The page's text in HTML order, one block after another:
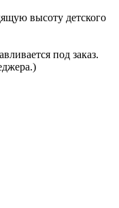
высоту детского
под заказ.